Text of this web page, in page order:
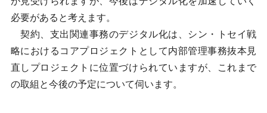
必要があると考えます。
契約、支出関連事務のデジタル化は、シン・トセイ戦
略におけるコアプロジェクトとして内部管理事務抜本見
直しプロジェクトに位置づけられていますが、これまで
の取組と今後の予定について伺います。